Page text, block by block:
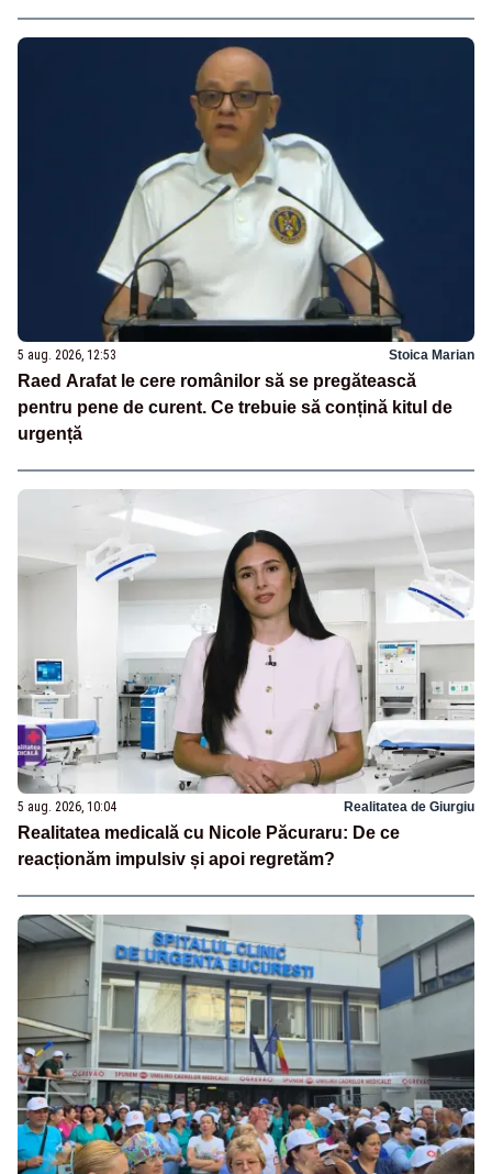
5 aug. 2026, 12:53 Stoica Marian
Raed Arafat le cere românilor să se pregătească
pentru pene de curent. Ce trebuie să conțină kitul de
urgență
5 aug. 2026, 10:04 Realitatea de Giurgiu
Realitatea medicală cu Nicole Păcuraru: De ce
reacționăm impulsiv și apoi regretăm?